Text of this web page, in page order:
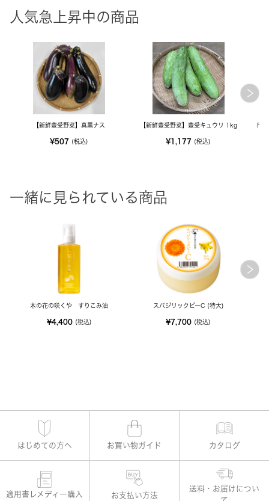
人気急上昇中の商品
【新鮮豊受野菜】真黒ナス
¥507 (税込)
【新鮮豊受野菜】豊受キュウリ 1kg
¥1,177 (税込)
一緒に見られている商品
木の花の咲くや すりこみ油
¥4,400 (税込)
スパジリックビーC (特大)
¥7,700 (税込)
はじめての方へ お買い物ガイド カタログ
適用書レメディー購入 お支払い方法